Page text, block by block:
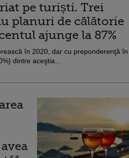
pe turiști. Trei
planuri de călătorie
ajunge la 87%
în 2020, dar cu preponderenţă în
dintre aceştia...